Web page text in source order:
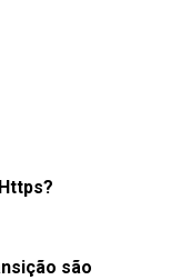
são